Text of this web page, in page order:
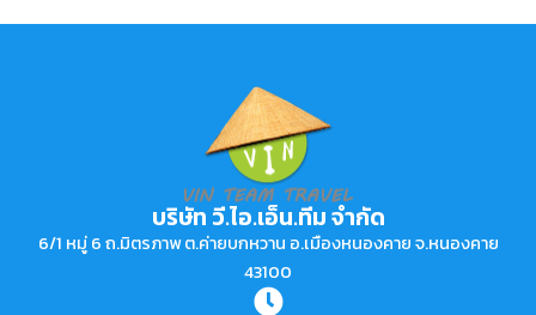
บริษัท วี.ไอ.เอ็น.ทีม จำกัด
6/1 หมู่ 6 ถ.มิตรภาพ ต.ค่ายบกหวาน อ.เมืองหนองคาย จ.หนองคาย
43100